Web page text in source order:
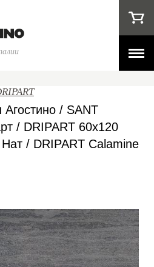
/ SANT
/ DRIPART 60x120
/ DRIPART Calamine